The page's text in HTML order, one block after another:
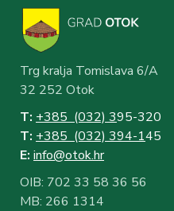
Trg kralja Tomislava 6/A
32 252 Otok
T: +385 (032) 395-320
T: +385 (032) 394-145
E: info@otok.hr
OIB: 702 33 58 36 56
MB: 266 1314